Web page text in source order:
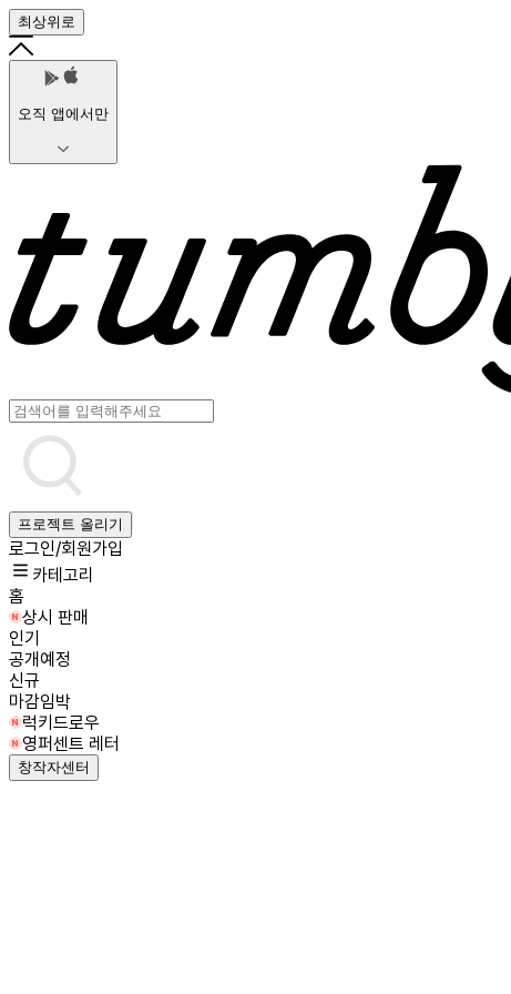
최상위로
오직 앱에서만
프로젝트 올리기
로그인/회원가입
카테고리
홈
상시 판매
인기
공개예정
신규
마감임박
럭키드로우
영퍼센트 레터
창작자센터